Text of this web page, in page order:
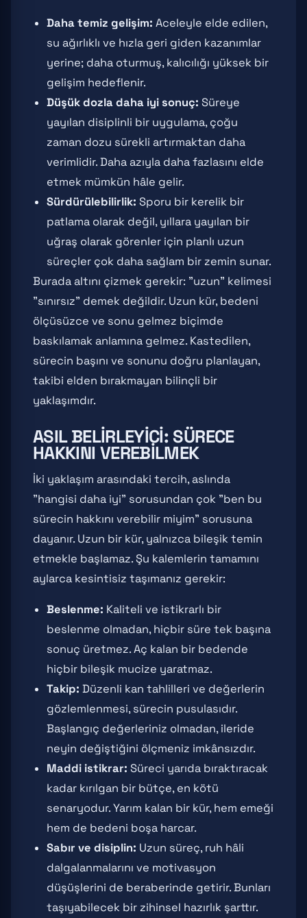
Daha temiz gelişim: Aceleyle elde edilen,
su ağırlıklı ve hızla geri giden kazanımlar
yerine; daha oturmuş, kalıcılığı yüksek bir
gelişim hedeflenir.
Düşük dozla daha iyi sonuç: Süreye
yayılan disiplinli bir uygulama, çoğu
zaman dozu sürekli artırmaktan daha
verimlidir. Daha azıyla daha fazlasını elde
etmek mümkün hâle gelir.
Sürdürülebilirlik: Sporu bir kerelik bir
patlama olarak değil, yıllara yayılan bir
uğraş olarak görenler için planlı uzun
süreçler çok daha sağlam bir zemin sunar.
Burada altını çizmek gerekir: "uzun" kelimesi
"sınırsız" demek değildir. Uzun kür, bedeni
ölçüsüzce ve sonu gelmez biçimde
baskılamak anlamına gelmez. Kastedilen,
sürecin başını ve sonunu doğru planlayan,
takibi elden bırakmayan bilinçli bir
yaklaşımdır.
ASIL BELIRLEYICI: SÜRECE
HAKKINI VEREBILMEK
İki yaklaşım arasındaki tercih, aslında
"hangisi daha iyi" sorusundan çok "ben bu
sürecin hakkını verebilir miyim" sorusuna
dayanır. Uzun bir kür, yalnızca bileşik temin
etmekle başlamaz. Şu kalemlerin tamamını
aylarca kesintisiz taşımanız gerekir:
Beslenme: Kaliteli ve istikrarlı bir
beslenme olmadan, hiçbir süre tek başına
sonuç üretmez. Aç kalan bir bedende
hiçbir bileşik mucize yaratmaz.
Takip: Düzenli kan tahlilleri ve değerlerin
gözlemlenmesi, sürecin pusulasıdır.
Başlangıç değerleriniz olmadan, ileride
neyin değiştiğini ölçmeniz imkânsızdır.
Maddi istikrar: Süreci yarıda bıraktıracak
kadar kırılgan bir bütçe, en kötü
senaryodur. Yarım kalan bir kür, hem emeği
hem de bedeni boşa harcar.
Sabır ve disiplin: Uzun süreç, ruh hâli
dalgalanmalarını ve motivasyon
düşüşlerini de beraberinde getirir. Bunları
taşıyabilecek bir zihinsel hazırlık şarttır.